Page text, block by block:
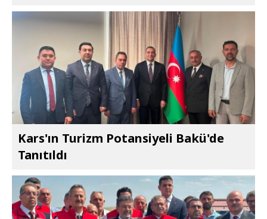
Kars'ın Turizm Potansiyeli Bakü'de
Tanıtıldı